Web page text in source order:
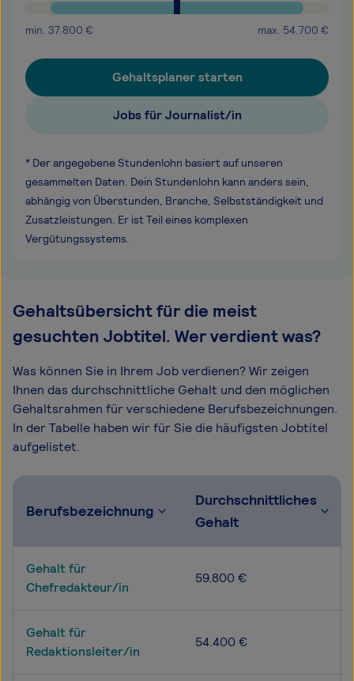
min. 37.800 € max. 54.700 €
Gehaltsplaner starten
Jobs für Journalist/in
* Der angegebene Stundenlohn basiert auf unseren
gesammelten Daten. Dein Stundenlohn kann anders sein,
abhängig von Überstunden, Branche, Selbstständigkeit und
Zusatzleistungen. Er ist Teil eines komplexen
Vergütungssystems.
Gehaltsübersicht für die meist
gesuchten Jobtitel. Wer verdient was?
Was können Sie in Ihrem Job verdienen? Wir zeigen
Ihnen das durchschnittliche Gehalt und den möglichen
Gehaltsrahmen für verschiedene Berufsbezeichnungen.
In der Tabelle haben wir für Sie die häufigsten Jobtitel
aufgelistet.
Berufsbezeichnung
Durchschnittliches
Gehalt
Gehalt für
Chefredakteur/in
59.800 €
Gehalt für
Redaktionsleiter/in
54.400 €